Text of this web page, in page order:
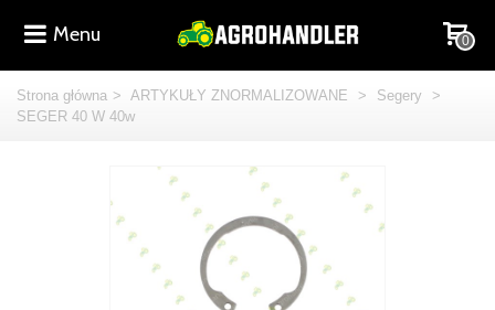
Menu 0
Strona główna > ARTYKUŁY ZNORMALIZOWANE > Segery
>
SEGER 40 W 40w